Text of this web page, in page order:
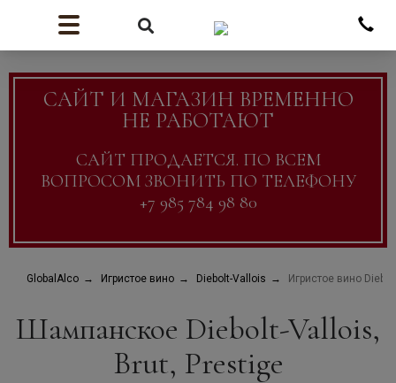
САЙТ И МАГАЗИН ВРЕМЕННО
НЕ РАБОТАЮТ
САЙТ ПРОДАЕТСЯ. ПО ВСЕМ
ВОПРОСОМ ЗВОНИТЬ ПО ТЕЛЕФОНУ
+7 985 784 98 80
GlobalAlco Игристое вино Diebolt-Vallois Игристое вино
Шампанское Diebolt-Vallois,
Brut, Prestige